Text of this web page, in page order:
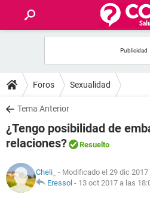
FOROS
SALUD
FAMILIA
NUTRICIÓN
Foros Sexualidad
Tema Anterior
¿Tengo posibilidad de
relaciones?
Resuelto
Cheli_ - Modificado el 29 dic 2017
Eressol - 13 oct 2017 a las